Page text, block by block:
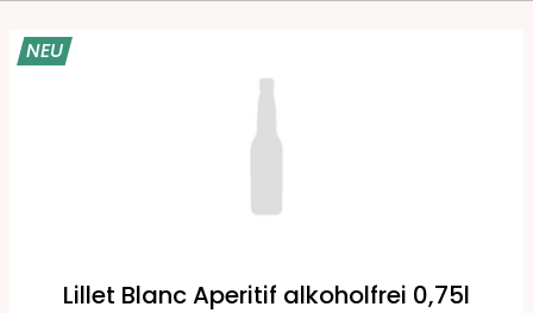
NEU
Lillet Blanc Aperitif alkoholfrei 0,75l